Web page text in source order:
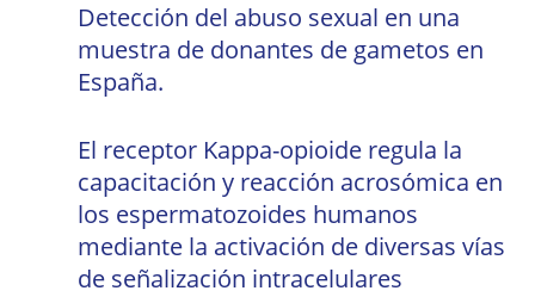
Detección del abuso sexual en una
muestra de donantes de gametos en
España.
El receptor Kappa-opioide regula la
capacitación y reacción acrosómica en
los espermatozoides humanos
mediante la activación de diversas vías
de señalización intracelulares